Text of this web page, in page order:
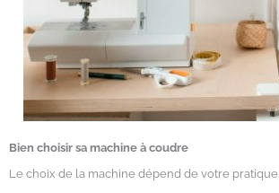
Bien choisir sa machine à coudre
Le choix de la machine dépend de votre pratique.